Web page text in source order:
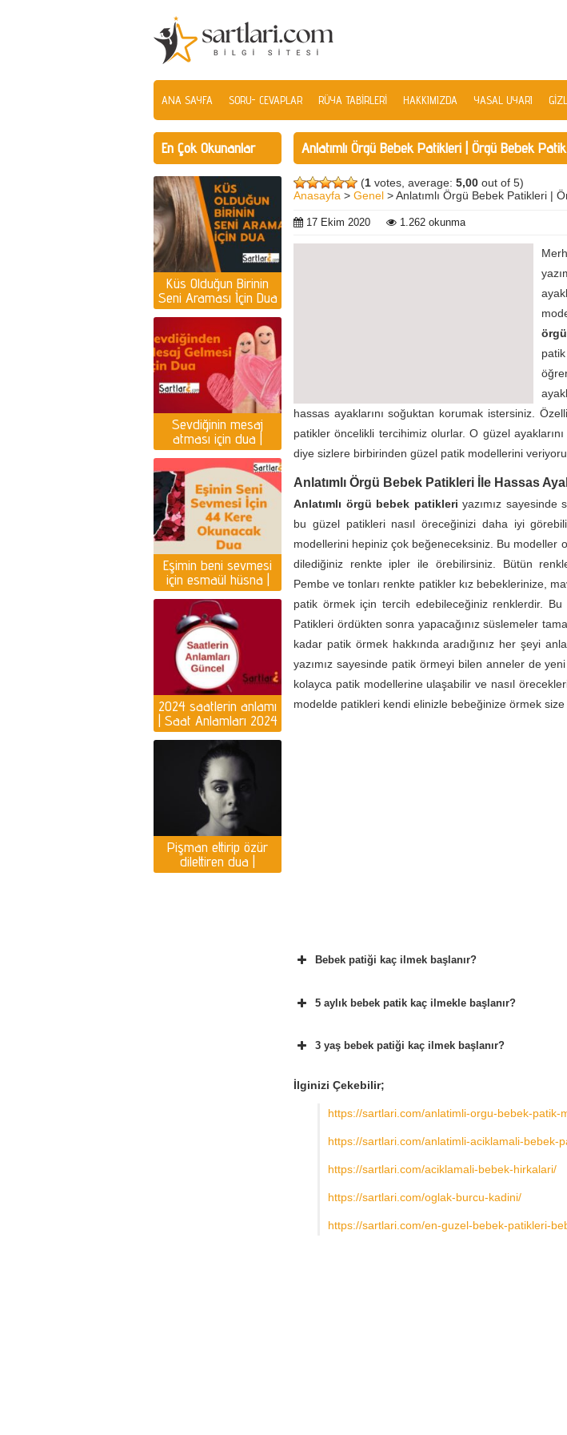
ANA SAYFA SORU- CEVAPLAR RÜYA TABIRLERI HAKKIMIZDA YASAL UYARI
Anlatımlı Örgü Bebek Patikleri | Örgü Bebek
(1 votes, average:5,00 out of 5)
Anasayfa >Genel > Anlatımlı Örgü Bebek Patikleri |
17 Ekim 2020 1.262 okunma
hassas ayaklarını soğuktan korumak istersiniz.
patikler öncelikli tercihimiz olurlar. O güzel
diye sizlere birbirinden güzel patik modellerini
Anlatımlı Örgü Bebek Patikleri İle Hassas
Anlatımlı örgü bebek patikleriyazımız sayesinde
bu güzel patikleri nasıl öreceğinizi daha iyi
modellerini hepiniz çok beğeneceksiniz. Bu modeller
dilediğiniz renkte ipler ile örebilirsiniz. Bütün
Pembe ve tonları renkte patikler kız bebeklerinize,
patik örmek için tercih edebileceğiniz renklerdir.
Patikleri ördükten sonra yapacağınız süslemeler
kadar patik örmek hakkında aradığınız her şeyi
yazımız sayesinde patik örmeyi bilen anneler de
kolayca patik modellerine ulaşabilir ve nasıl
modelde patikleri kendi elinizle bebeğinize örmek
Bebek patiği kaç ilmek başlanır?
5 aylık bebek patik kaç ilmekle başlanır?
3 yaş bebek patiği kaç ilmek başlanır?
İlginizi Çekebilir;
https://sartlari.com/anlatimli-orgu-bebek-patik-
https://sartlari.com/anlatimli-aciklamali-bebek-
https://sartlari.com/aciklamali-bebek-hirkalari/
https://sartlari.com/oglak-burcu-kadini/
https://sartlari.com/en-guzel-bebek-patikleri-
En Çok Okunanlar
Küs Olduğun Birinin
Seni Araması İçin Dua
| Küs olan kişiyi
ayağına getirmek için
dua
Sevdiğinin mesaj
atması için dua |
Yazması için dua
Eşimin beni sevmesi
için esmaül hüsna |
Eşin seni sevmesi için
dua
2024 saatlerin anlamı
| Saat Anlamları 2024
Yılı Yorumlar
Pişman ettirip özür
dilettiren dua |
Pişmanlık duası var